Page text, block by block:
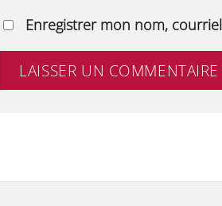
Enregistrer mon nom,